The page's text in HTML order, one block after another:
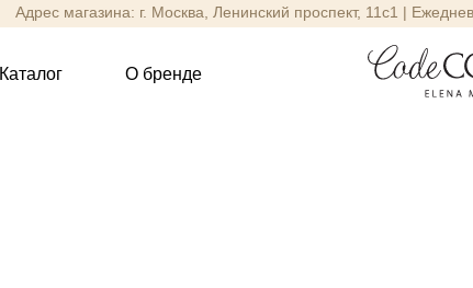
Адрес магазина: г. Москва, Ленинский проспект, 11с1 |
Каталог О бренде